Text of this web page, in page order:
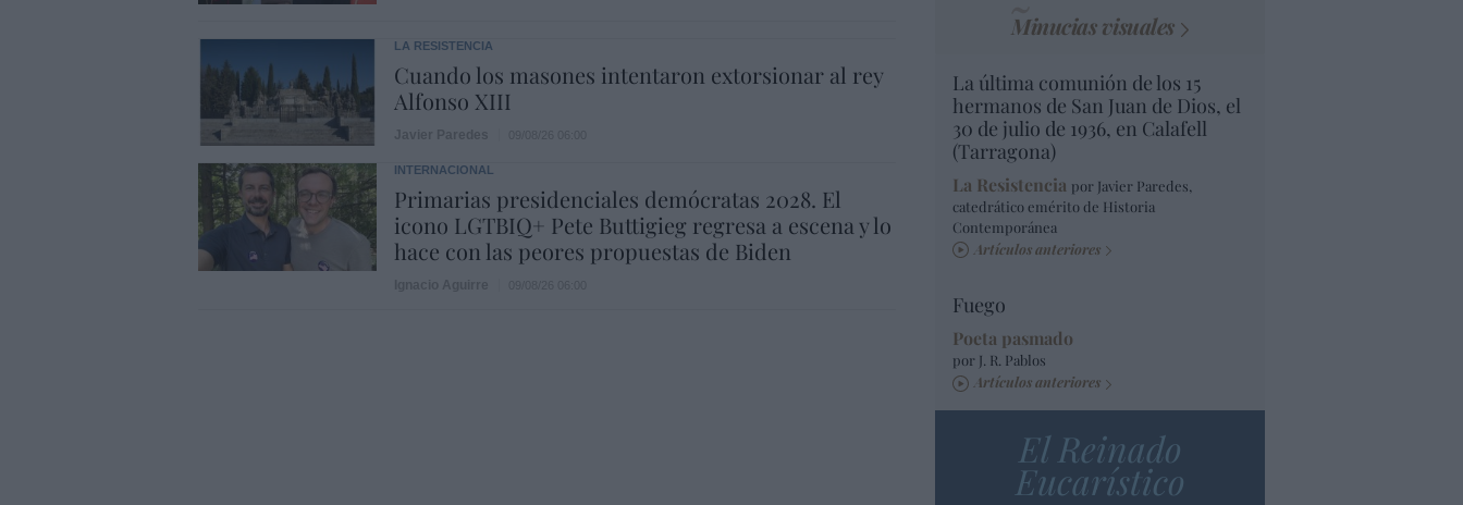
LA RESISTENCIA
Cuando los masones intentaron extorsionar al rey
Alfonso XIII
INTERNACIONAL
Primarias presidenciales demócratas 2028. El
icono LGTBIQ+ Pete Buttigieg regresa a escena y lo
hace con las peores propuestas de Biden
Minucias visuales
La última comunión de los 15
hermanos de San Juan de Dios, el
30 de julio de 1936, en Calafell
(Tarragona)
La Resistencia por Javier Paredes,
catedrático emérito de Historia
Contemporánea
Artículos anteriores
Fuego
Poeta pasmado
por J. R. Pablos
Artículos anteriores
El Reinado
Eucarístico